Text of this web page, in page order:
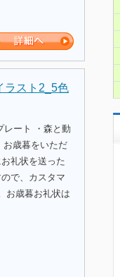
ラスト2_5色
レート ・森と動
お歳暮をいただ
礼状を送った
で、カスタマ
お歳暮お礼状は